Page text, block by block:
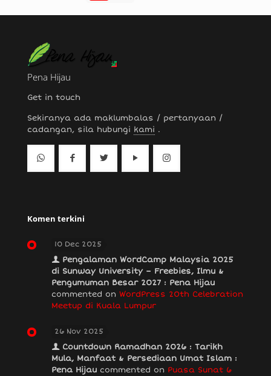
Pena Hijau
Get in touch
Sekiranya ada maklumbalas / pertanyaan /
cadangan, sila hubungi kami .
Komen terkini
10 Dec 2025
Pengalaman WordCamp Malaysia 2025
di Sunway University – Freebies, Ilmu &
Pengumuman Besar 2027 : Pena Hijau
commented on WordPress 20th Celebration
Meetup di Kuala Lumpur
26 Nov 2025
Countdown Ramadhan 2026 : Tarikh
Mula, Manfaat & Persediaan Umat Islam :
Pena Hijau commented on Puasa Sunat 6